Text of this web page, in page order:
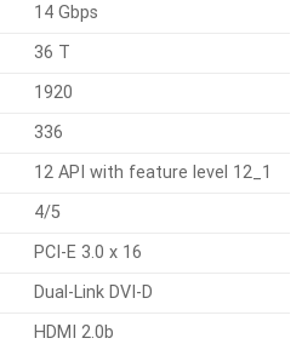
14 Gbps
36 T
1920
336
12 API with feature level 12_1
4/5
PCI-E 3.0 x 16
Dual-Link DVI-D
HDMI 2.0b